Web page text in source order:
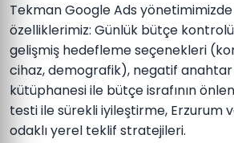
Tekman Google Ads yönetimimizde
özelliklerimiz: Günlük bütçe
gelişmiş hedefleme seçenekleri
cihaz, demografik), negatif
kütüphanesi ile bütçe israfının
testi ile sürekli iyileştirme, Erzurum
odaklı yerel teklif stratejileri.